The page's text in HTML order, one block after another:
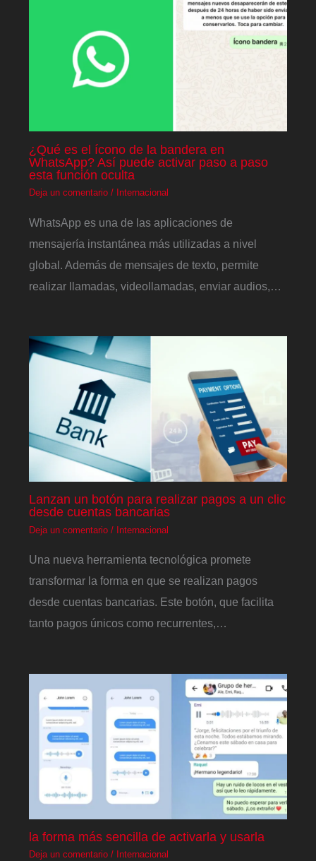
¿Qué es el ícono de la bandera en
WhatsApp? Así puede activar paso a paso
esta función oculta
Deja un comentario / Internacional
WhatsApp es una de las aplicaciones de
mensajería instantánea más utilizadas a nivel
global. Además de mensajes de texto, permite
realizar llamadas, videollamadas, enviar audios,…
Lanzan un botón para realizar pagos a un clic
desde cuentas bancarias
Deja un comentario / Internacional
Una nueva herramienta tecnológica promete
transformar la forma en que se realizan pagos
desde cuentas bancarias. Este botón, que facilita
tanto pagos únicos como recurrentes,…
la forma más sencilla de activarla y usarla
Deja un comentario / Internacional